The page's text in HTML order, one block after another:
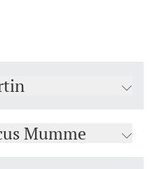
Mumme